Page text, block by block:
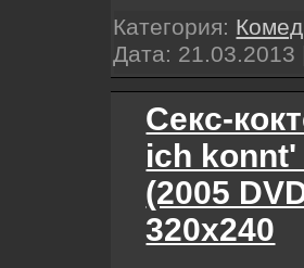
Категория:
Дата: 21.03.2013
Секс-
ich
(2005
320х240